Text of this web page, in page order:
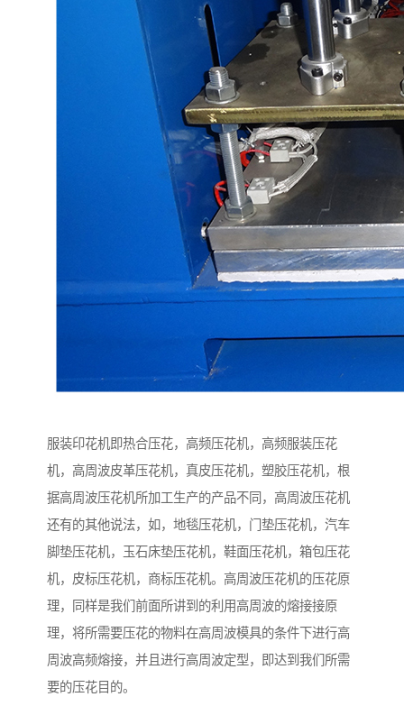
服装印花机即热合压花，高频压花机，高频服装压花
机，高周波皮革压花机，真皮压花机，塑胶压花机，根
据高周波压花机所加工生产的产品不同，高周波压花机
还有的其他说法，如，地毯压花机，门垫压花机，汽车
脚垫压花机，玉石床垫压花机，鞋面压花机，箱包压花
机，皮标压花机，商标压花机。高周波压花机的压花原
理，同样是我们前面所讲到的利用高周波的熔接接原
理，将所需要压花的物料在高周波模具的条件下进行高
周波高频熔接，并且进行高周波定型，即达到我们所需
要的压花目的。